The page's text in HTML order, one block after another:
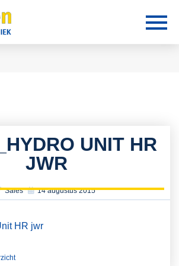
UNIT HR
JWR
Sales 14 augustus 2015
HR jwr